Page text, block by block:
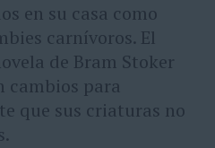
en su casa como
carnívoros. El
de Bram Stoker
cambios para
que sus criaturas no